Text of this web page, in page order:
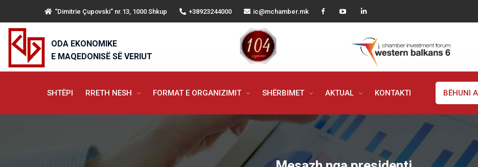
“Dimitrie Çupovski” nr.13, 1000 Shkup +38923244000 ic@mchamber.mk
ODA EKONOMIKE
E MAQEDONISË SË VERIUT
SHTËPI RRETH NESH FORMAT E ORGANIZIMIT SHËRBIMET AKTUAL KONTAKTI BËHUNI